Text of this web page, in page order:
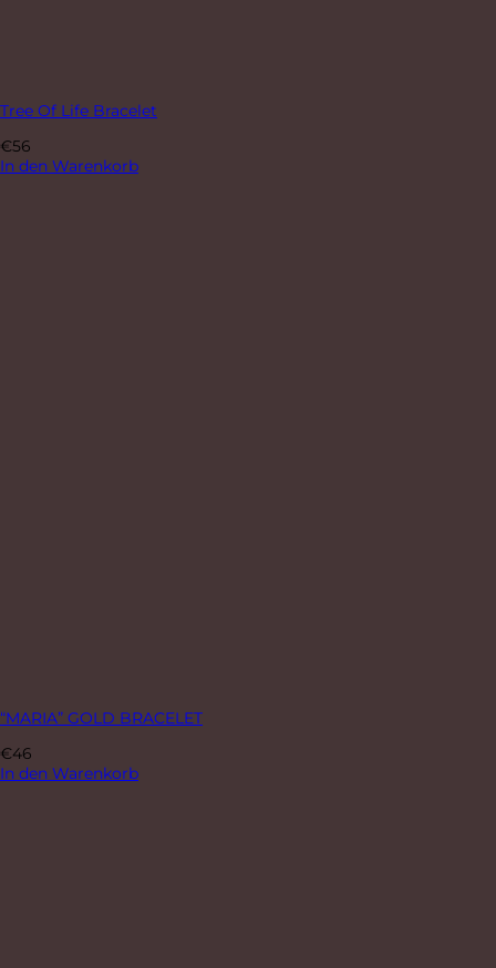
Tree Of Life Bracelet
€56
In den Warenkorb
“MARIA” GOLD BRACELET
€46
In den Warenkorb